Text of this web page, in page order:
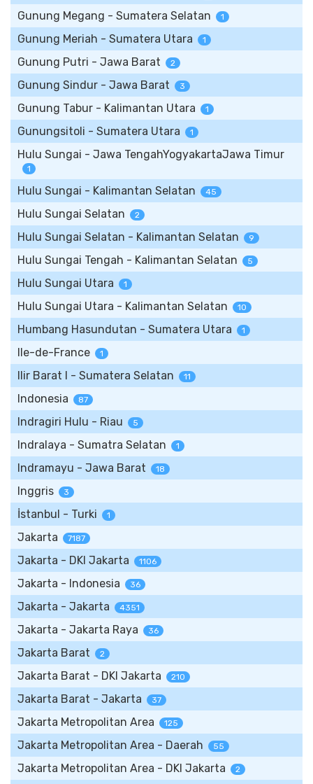
Gunung Megang - Sumatera Selatan 1
Gunung Meriah - Sumatera Utara 1
Gunung Putri - Jawa Barat 2
Gunung Sindur - Jawa Barat 3
Gunung Tabur - Kalimantan Utara 1
Gunungsitoli - Sumatera Utara 1
Hulu Sungai - Jawa TengahYogyakartaJawa Timur
1
Hulu Sungai - Kalimantan Selatan 45
Hulu Sungai Selatan 2
Hulu Sungai Selatan - Kalimantan Selatan 9
Hulu Sungai Tengah - Kalimantan Selatan 5
Hulu Sungai Utara 1
Hulu Sungai Utara - Kalimantan Selatan 10
Humbang Hasundutan - Sumatera Utara 1
Ile-de-France 1
Ilir Barat I - Sumatera Selatan 11
Indonesia 87
Indragiri Hulu - Riau 5
Indralaya - Sumatra Selatan 1
Indramayu - Jawa Barat 18
Inggris 3
İstanbul - Turki 1
Jakarta 7187
Jakarta - DKI Jakarta 1106
Jakarta - Indonesia 36
Jakarta - Jakarta 4351
Jakarta - Jakarta Raya 36
Jakarta Barat 2
Jakarta Barat - DKI Jakarta 210
Jakarta Barat - Jakarta 37
Jakarta Metropolitan Area 125
Jakarta Metropolitan Area - Daerah 55
Jakarta Metropolitan Area - DKI Jakarta 2